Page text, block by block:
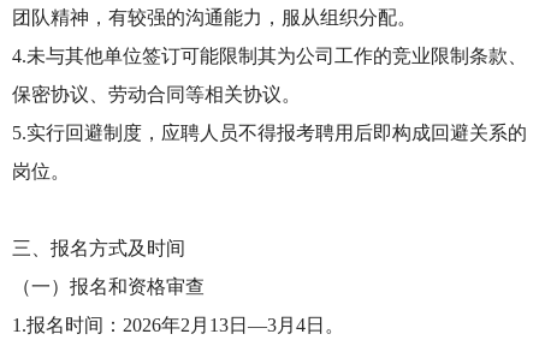
团队精神，有较强的沟通能力，服从组织分配。
4.未与其他单位签订可能限制其为公司工作的竞业限制条款、
保密协议、劳动合同等相关协议。
5.实行回避制度，应聘人员不得报考聘用后即构成回避关系的
岗位。
三、报名方式及时间
（一）报名和资格审查
1.报名时间：2026年2月13日—3月4日。